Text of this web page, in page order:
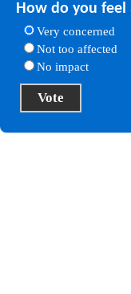
How do you feel
Very concerned
Not too affected
No impact